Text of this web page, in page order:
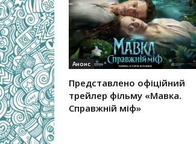
Анонс
Представлено офіційний
трейлер фільму «Мавка.
Справжній міф»